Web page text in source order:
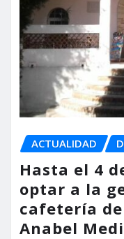
ACTUALIDAD
Hasta el 4
optar a la
cafetería
Anabel